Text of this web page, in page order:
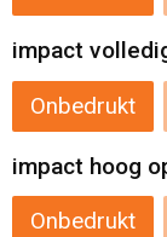
impact
Onbedrukt
impact hoog
Onbedrukt